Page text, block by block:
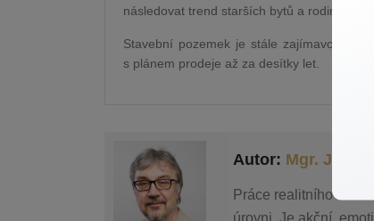
následovat trend starších bytů a rodinných
Stavební pozemek je stále zajímavou
s plánem prodeje až za desítky let.
Autor: Mgr. Josef
Práce realitního